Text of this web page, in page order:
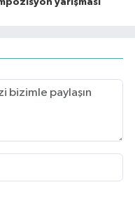
yarışması